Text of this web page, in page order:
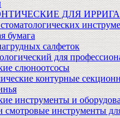
ДЛЯ
бумага
салфеток
для
слюноотсосы
контурные
инструменты и
смотровые инструменты